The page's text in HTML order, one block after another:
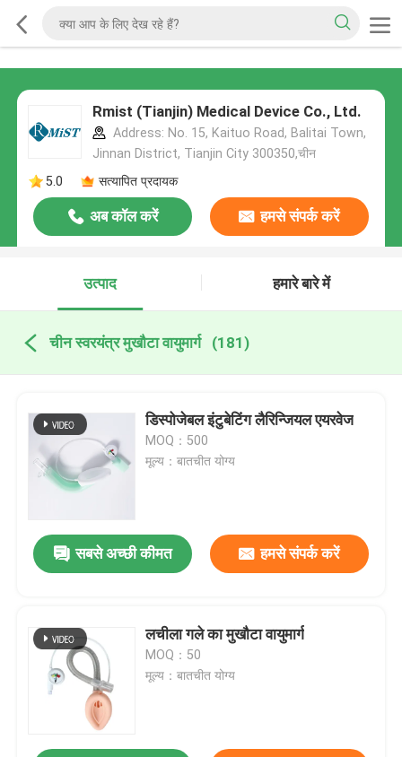
Rmist (Tianjin) Medical Device Co., Ltd.
Address: No. 15, Kaituo Road, Balitai Town,
Jinnan District, Tianjin City 300350,चीन
5.0
सत्यापित प्रदायक
अब कॉल करें हमसे संपर्क करें
उत्पाद हमारे बारे में
चीन स्वरयंत्र मुखौटा वायुमार्ग (181)
डिस्पोजेबल इंटुबेटिंग लैरिन्जियल एयरवेज
MOQ：500
मूल्य：बातचीत योग्य
सबसे अच्छी कीमत हमसे संपर्क करें
लचीला गले का मुखौटा वायुमार्ग
MOQ：50
मूल्य：बातचीत योग्य